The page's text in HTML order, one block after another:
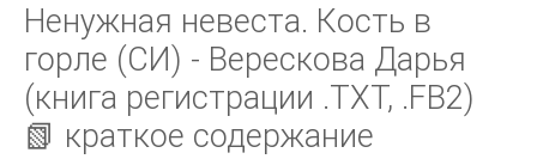
Ненужная невеста. Кость в
горле (СИ) - Верескова Дарья
(книга регистрации .TXT, .FB2)
📗 краткое содержание